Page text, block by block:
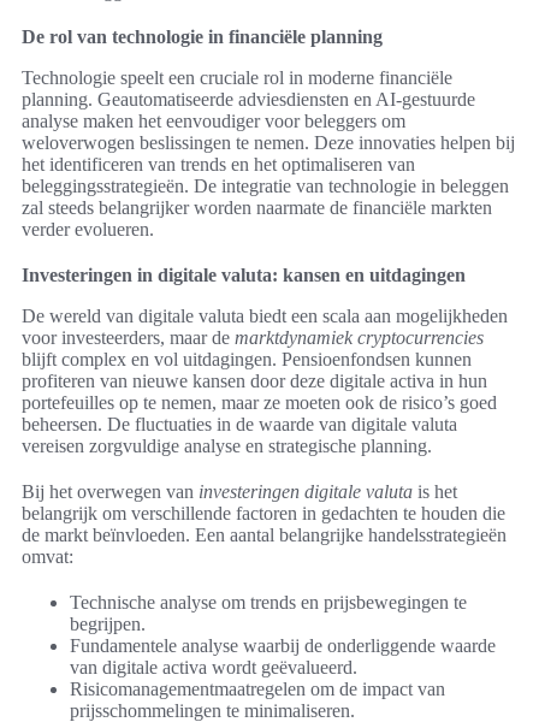
De rol van technologie in financiële planning
Technologie speelt een cruciale rol in moderne financiële
planning. Geautomatiseerde adviesdiensten en AI-gestuurde
analyse maken het eenvoudiger voor beleggers om
weloverwogen beslissingen te nemen. Deze innovaties helpen bij
het identificeren van trends en het optimaliseren van
beleggingsstrategieën. De integratie van technologie in beleggen
zal steeds belangrijker worden naarmate de financiële markten
verder evolueren.
Investeringen in digitale valuta: kansen en uitdagingen
De wereld van digitale valuta biedt een scala aan mogelijkheden
voor investeerders, maar de marktdynamiek cryptocurrencies
blijft complex en vol uitdagingen. Pensioenfondsen kunnen
profiteren van nieuwe kansen door deze digitale activa in hun
portefeuilles op te nemen, maar ze moeten ook de risico’s goed
beheersen. De fluctuaties in de waarde van digitale valuta
vereisen zorgvuldige analyse en strategische planning.
Bij het overwegen van investeringen digitale valuta is het
belangrijk om verschillende factoren in gedachten te houden die
de markt beïnvloeden. Een aantal belangrijke handelsstrategieën
omvat:
Technische analyse om trends en prijsbewegingen te
begrijpen.
Fundamentele analyse waarbij de onderliggende waarde
van digitale activa wordt geëvalueerd.
Risicomanagementmaatregelen om de impact van
prijsschommelingen te minimaliseren.